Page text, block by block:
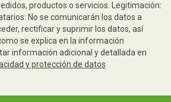
productos o servicios. Legitimación:
No se comunicarán los datos a
rectificar y suprimir los datos, así
se explica en la información
información adicional y detallada en
y protección de datos